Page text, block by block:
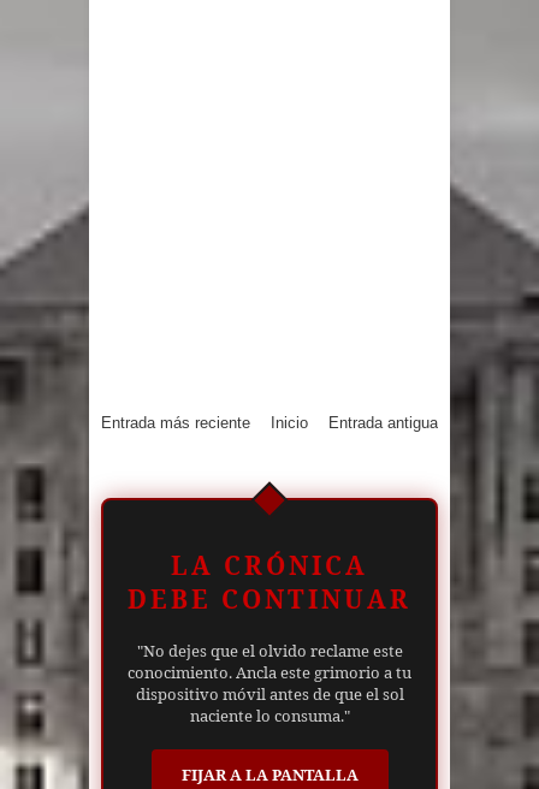
Entrada más reciente Entrada antigua
Inicio
LA CRÓNICA
DEBE CONTINUAR
"No dejes que el olvido reclame este
conocimiento. Ancla este grimorio a tu
dispositivo móvil antes de que el sol
naciente lo consuma."
FIJAR A LA PANTALLA